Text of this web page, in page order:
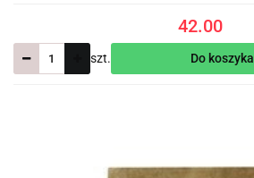
42.00
szt. Do koszyka